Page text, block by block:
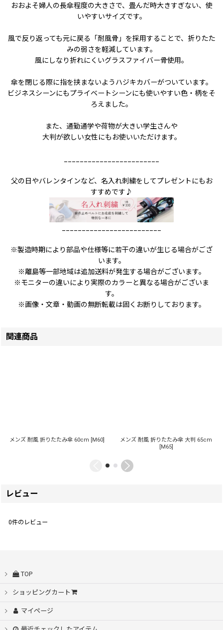
おおよそ婦人の長傘程度の大きさで、畳んだ時大きすぎない、使
いやすいサイズです。
風で反り返っても元に戻る「耐風骨」を採用することで、折りたた
みの弱さを軽減しています。
風にしなり折れにくいグラスファイバー骨使用。
傘を閉じる際に指を挟まないようハジキカバーがついています。
ビジネスシーンにもプライベートシーンにも使いやすい色・柄をそ
ろえました。
また、通勤通学や荷物が大きい学生さんや
大判が欲しい女性にもお使いいただけます。
父の日やバレンタインなど、名入れ刺繍をしてプレゼントにもお
すすめです♪
※製造時期により部品や仕様等に若干の違いが生じる場合がござ
います。
※離島等一部地域は追加送料が発生する場合がございます。
※モニターの違いにより実際のカラーと異なる場合がございま
す。
※画像・文章・動画の無断転載は固くお断りしております。
関連商品
メンズ 耐風 折りたたみ傘 60cm M60
メンズ 耐風 折りたたみ傘 大判 65cm
M65]
レビュー
0件のレビュー
TOP
ショッピングカート
マイページ